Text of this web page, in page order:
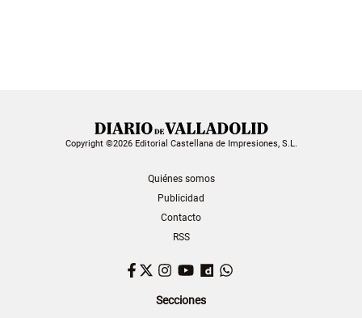
Copyright ©2026 Editorial Castellana de Impresiones, S.L.
Quiénes somos
Publicidad
Contacto
RSS
Facebook
TwitterInstagram
YouTubeDailymotion
Secciones